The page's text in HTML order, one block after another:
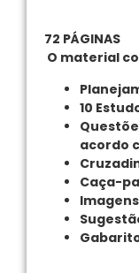
72 PÁGINAS
O material
10
acordo
Caça-